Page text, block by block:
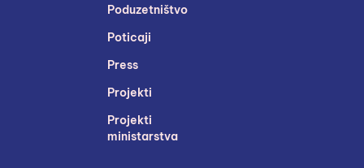
Poduzetništvo
Poticaji
Press
Projekti
Projekti
ministarstva